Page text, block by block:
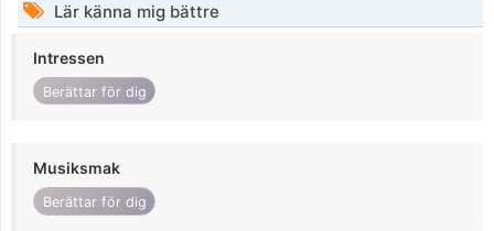
Lär känna mig bättre
Intressen
Berättar för dig
Musiksmak
Berättar för dig